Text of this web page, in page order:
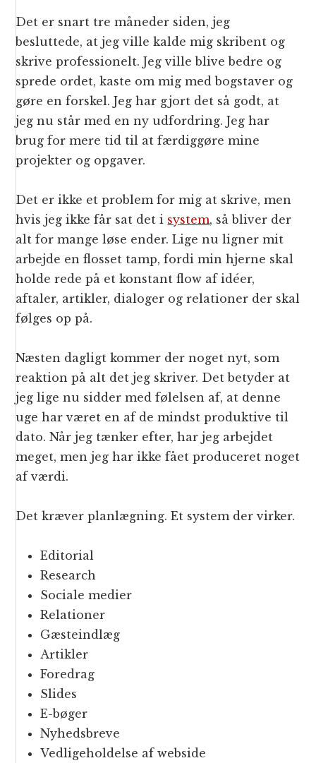
Det er snart tre måneder siden, jeg
besluttede, at jeg ville kalde mig skribent og
skrive professionelt. Jeg ville blive bedre og
sprede ordet, kaste om mig med bogstaver og
gøre en forskel. Jeg har gjort det så godt, at
jeg nu står med en ny udfordring. Jeg har
brug for mere tid til at færdiggøre mine
projekter og opgaver.
Det er ikke et problem for mig at skrive, men
hvis jeg ikke får sat det i system, så bliver der
alt for mange løse ender. Lige nu ligner mit
arbejde en flosset tamp, fordi min hjerne skal
holde rede på et konstant flow af idéer,
aftaler, artikler, dialoger og relationer der skal
følges op på.
Næsten dagligt kommer der noget nyt, som
reaktion på alt det jeg skriver. Det betyder at
jeg lige nu sidder med følelsen af, at denne
uge har været en af de mindst produktive til
dato. Når jeg tænker efter, har jeg arbejdet
meget, men jeg har ikke fået produceret noget
af værdi.
Det kræver planlægning. Et system der virker.
Editorial
Research
Sociale medier
Relationer
Gæsteindlæg
Artikler
Foredrag
Slides
E-bøger
Nyhedsbreve
Vedligeholdelse af webside